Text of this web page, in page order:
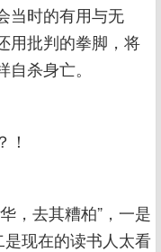
当时的有用与无
用批判的拳脚，将
杀身亡。
，去其糟柏”，一是
是现在的读书人太看